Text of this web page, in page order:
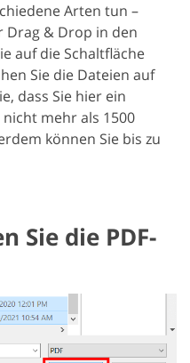
Arten tun –
Drag & Drop in den
auf die Schaltfläche
Sie die Dateien auf
dass Sie hier ein
mehr als 1500
können Sie bis zu
Sie die PDF-